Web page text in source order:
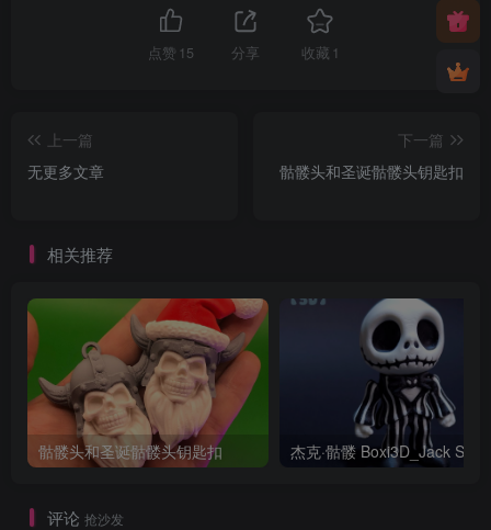
点赞 15 分享 收藏 1
上一篇
无更多文章
下一篇
骷髅头和圣诞骷髅头钥匙扣
相关推荐
骷髅头和圣诞骷髅头钥匙扣
评论 抢沙发